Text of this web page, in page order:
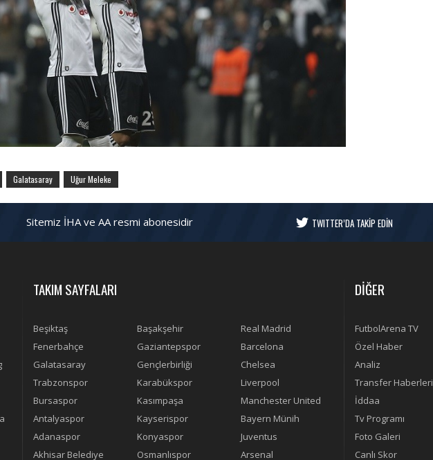
Galatasaray Uğur Meleke
Sitemiz İHA ve AA resmi abonesidir TWITTER’DA TAKİP EDİN
TAKIM SAYFALARI
Beşiktaş Başakşehir
Real Madrid
Fenerbahçe
Gaziantepspor
Barcelona
Galatasaray
Gençlerbirliği
Chelsea
Trabzonspor
Karabükspor
Liverpool
Bursaspor
Kasımpaşa
Manchester United
Antalyaspor
Kayserispor
Bayern Münih
Adanaspor
Konyaspor
Juventus
Akhisar Belediye
Osmanlıspor Arsenal
DİĞER
FutbolArena TV
Özel Haber
Analiz
Transfer Haberleri
İddaa
Tv Programı
Foto Galeri
Canlı Skor